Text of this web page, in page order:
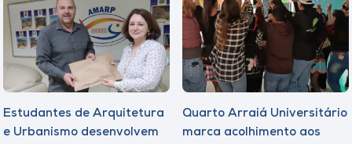
Estudantes de Arquitetura
e Urbanismo desenvolvem
Quarto Arraiá Universitário
marca acolhimento aos